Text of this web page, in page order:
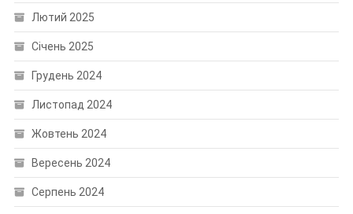
Лютий 2025
Січень 2025
Грудень 2024
Листопад 2024
Жовтень 2024
Вересень 2024
Серпень 2024